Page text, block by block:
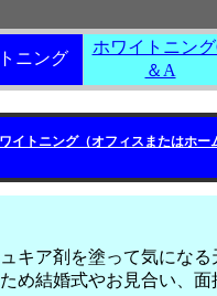
ニング
ホワイトニン
＆A
イトニング（オフィスまたはホー
キア剤を塗って気にな
め結婚式やお見合い、